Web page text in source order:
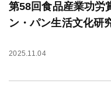
第58回食品産業功労
ン・パン生活文化研
2025.11.04